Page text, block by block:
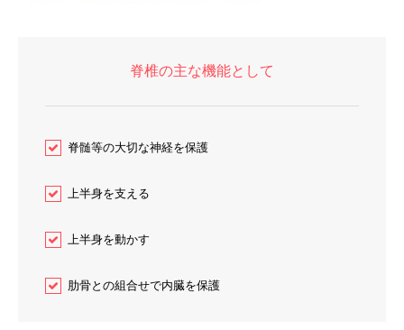
脊椎の主な機能として
脊髄等の大切な神経を保護
上半身を支える
上半身を動かす
肋骨との組合せで内臓を保護